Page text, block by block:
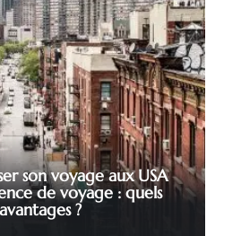
son voyage aux USA
de voyage : quels
avantages ?